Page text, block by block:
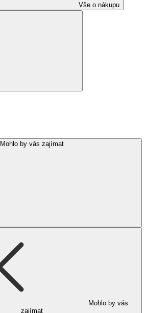
Vše o nákupu
Mohlo by vás zajímat
Mohlo by vás
zajímat